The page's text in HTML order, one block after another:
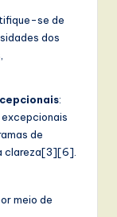
se de
dos
:
de
clareza[3][6].
meio de